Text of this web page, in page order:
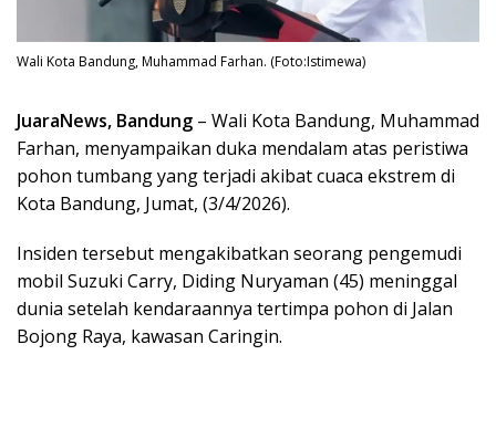
Wali Kota Bandung, Muhammad Farhan. (Foto:Istimewa)
JuaraNews, Bandung – Wali Kota Bandung, Muhammad
Farhan, menyampaikan duka mendalam atas peristiwa
pohon tumbang yang terjadi akibat cuaca ekstrem di
Kota Bandung, Jumat, (3/4/2026).
Insiden tersebut mengakibatkan seorang pengemudi
mobil Suzuki Carry, Diding Nuryaman (45) meninggal
dunia setelah kendaraannya tertimpa pohon di Jalan
Bojong Raya, kawasan Caringin.